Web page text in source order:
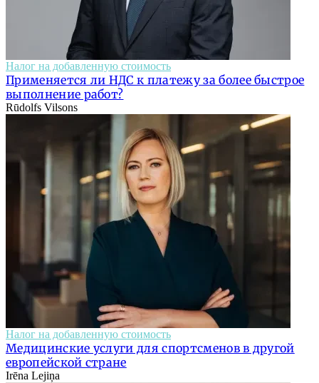
Налог на добавленную стоимость
Применяется ли НДС к платежу за более быстрое
выполнение работ?
Rūdolfs Vilsons
Налог на добавленную стоимость
Медицинские услуги для спортсменов в другой
европейской стране
Irēna Lejiņa